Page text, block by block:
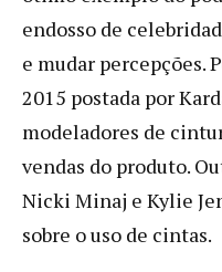
endosso de
e mudar percepções.
2015 postada por
modeladores de
vendas do produto.
Nicki Minaj e Kylie
sobre o uso de cintas.